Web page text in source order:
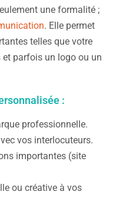
une formalité ;
. Elle permet
telles que votre
et parfois un logo ou un
:
professionnelle.
vos interlocuteurs.
importantes (site
ou créative à vos